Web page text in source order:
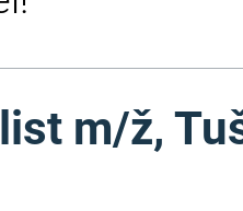
m⁠/⁠ž,